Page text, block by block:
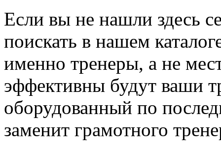
Если вы не нашли здесь
поискать в нашем
именно тренеры, а не
эффективны будут ваши
оборудованный по
заменит грамотного